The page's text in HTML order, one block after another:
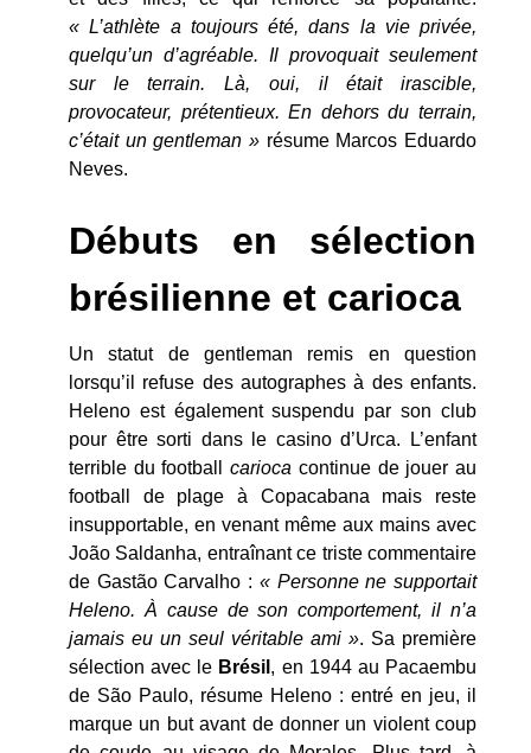
« L’athlète a toujours été, dans la vie privée,
quelqu’un d’agréable. Il provoquait seulement
sur le terrain. Là, oui, il était irascible,
provocateur, prétentieux. En dehors du terrain,
c’était un gentleman » résume Marcos Eduardo
Neves.
Débuts en sélection
brésilienne et carioca
Un statut de gentleman remis en question
lorsqu’il refuse des autographes à des enfants.
Heleno est également suspendu par son club
pour être sorti dans le casino d’Urca. L’enfant
terrible du footballcarioca continue de jouer au
football de plage à Copacabana mais reste
insupportable, en venant même aux mains avec
João Saldanha, entraînant ce triste commentaire
de Gastão Carvalho : « Personne ne supportait
Heleno. À cause de son comportement, il n’a
jamais eu un seul véritable ami ». Sa première
sélection avec le Brésil , en 1944 au Pacaembu
de São Paulo, résume Heleno : entré en jeu, il
marque un but avant de donner un violent coup